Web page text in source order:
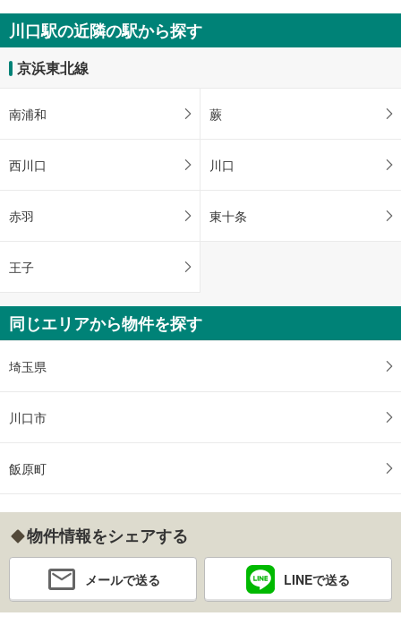
川口駅の近隣の駅から探す
京浜東北線
南浦和 蕨
西川口 川口
赤羽 東十条
王子
同じエリアから物件を探す
埼玉県
川口市
飯原町
物件情報をシェアする
メールで送る LINEで送る